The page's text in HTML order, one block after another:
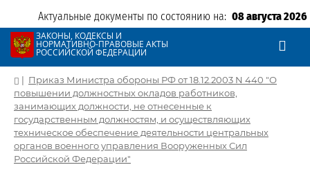
Актуальные документы по состоянию на: 08 августа 2026
ЗАКОНЫ, КОДЕКСЫ И
НОРМАТИВНО-ПРАВОВЫЕ АКТЫ
РОССИЙСКОЙ ФЕДЕРАЦИИ
| Приказ Министра обороны РФ от 18.12.2003 N 440 "О
повышении должностных окладов работников,
занимающих должности, не отнесенные к
государственным должностям, и осуществляющих
техническое обеспечение деятельности центральных
органов военного управления Вооруженных Сил
Российской Федерации"